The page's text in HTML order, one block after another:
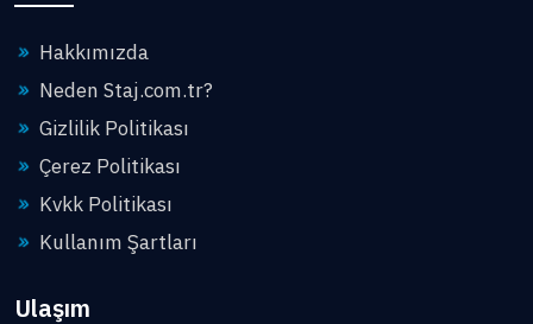
Hakkımızda
Neden Staj.com.tr?
Gizlilik Politikası
Çerez Politikası
Kvkk Politikası
Kullanım Şartları
Ulaşım